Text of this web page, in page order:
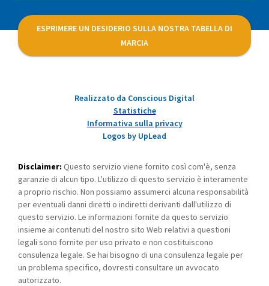
ESPRIMERE UN DESIDERIO SULLA NOSTRA TABELLA DI
MARCIA
Realizzato da Conscious Digital
Statistiche
Informativa sulla privacy
Logos by UpLead
Disclaimer: Questo servizio viene fornito così com'è, senza
garanzie di alcun tipo. L'utilizzo di questo servizio è interamente
a proprio rischio. Non possiamo assumerci alcuna responsabilità
per eventuali danni diretti o indiretti derivanti dall'utilizzo di
questo servizio. Le informazioni fornite da questo servizio
insieme ai contenuti del nostro sito Web relativi a questioni
legali sono fornite per uso privato e non costituiscono
consulenza legale. Se hai bisogno di una consulenza legale per
un problema specifico, dovresti consultare un avvocato
autorizzato.